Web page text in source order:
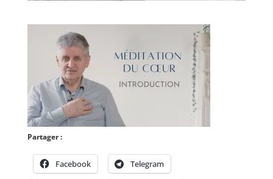
Partager :
Facebook Telegram